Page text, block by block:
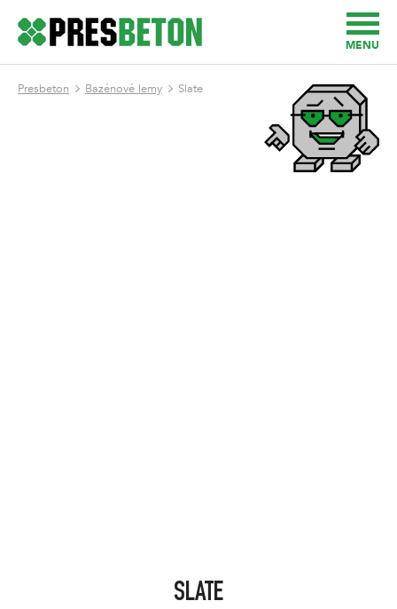
MENU
Presbeton Bazénové lemy Slate
SLATE